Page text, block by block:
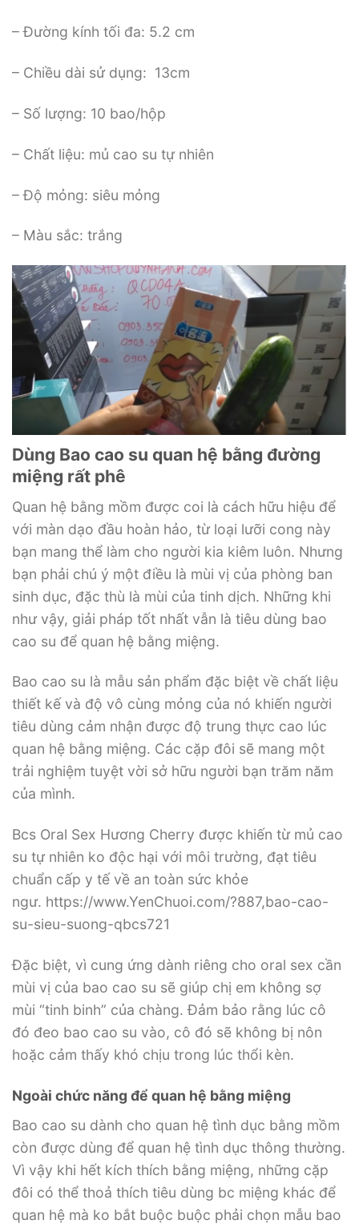
– Đường kính tối đa: 5.2 cm
– Chiều dài sử dụng: 13cm
– Số lượng: 10 bao/hộp
– Chất liệu: mủ cao su tự nhiên
– Độ mỏng: siêu mỏng
– Màu sắc: trắng
Dùng Bao cao su quan hệ bằng đường
miệng rất phê
Quan hệ bằng mồm được coi là cách hữu hiệu để
với màn dạo đầu hoàn hảo, từ loại lưỡi cong này
bạn mang thể làm cho người kia kiêm luôn. Nhưng
bạn phải chú ý một điều là mùi vị của phòng ban
sinh dục, đặc thù là mùi của tinh dịch. Những khi
như vậy, giải pháp tốt nhất vẫn là tiêu dùng bao
cao su để quan hệ bằng miệng.
Bao cao su là mẫu sản phẩm đặc biệt về chất liệu
thiết kế và độ vô cùng mỏng của nó khiến người
tiêu dùng cảm nhận được độ trung thực cao lúc
quan hệ bằng miệng. Các cặp đôi sẽ mang một
trải nghiệm tuyệt vời sở hữu người bạn trăm năm
của mình.
Bcs Oral Sex Hương Cherry được khiến từ mủ cao
su tự nhiên ko độc hại với môi trường, đạt tiêu
chuẩn cấp y tế về an toàn sức khỏe
ngư. https://www.YenChuoi.com/?887,bao-cao-
su-sieu-suong-qbcs721
Đặc biệt, vì cung ứng dành riêng cho oral sex cần
mùi vị của bao cao su sẽ giúp chị em không sợ
mùi “tinh binh” của chàng. Đảm bảo rằng lúc cô
đó đeo bao cao su vào, cô đó sẽ không bị nôn
hoặc cảm thấy khó chịu trong lúc thổi kèn.
Ngoài chức năng để quan hệ bằng miệng
Bao cao su dành cho quan hệ tình dục bằng mồm
còn được dùng để quan hệ tình dục thông thường.
Vì vậy khi hết kích thích bằng miệng, những cặp
đôi có thể thoả thích tiêu dùng bc miệng khác để
quan hệ mà ko bắt buộc buộc phải chọn mẫu bao